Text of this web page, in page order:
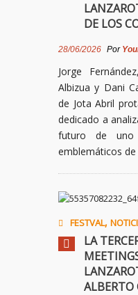
DE LOS
28/06/2026 Por
Jorge
Albizua y Dani
de Jota Abril
dedicado a
futuro de
emblemáticos de
FESTVAL,
LA
ALBERTO